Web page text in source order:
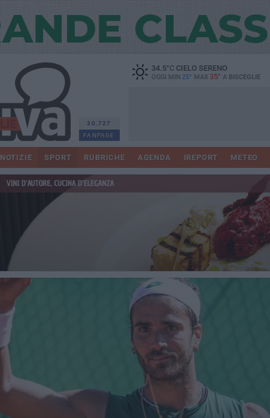
30.727
FANPAGE
34.5°CCIELO SERENO
OGGI MIN 25° MAX 35° A BISCEGLIE
NOTIZIE SPORT RUBRICHE AGENDA IREPORT METEO